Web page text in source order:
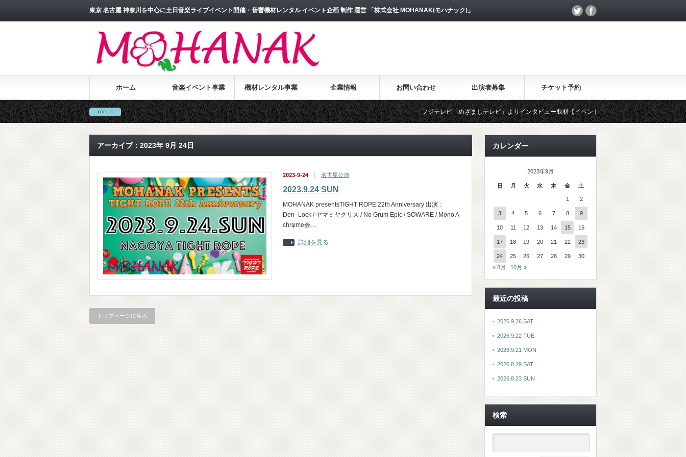
東京 名古屋 神奈川を中心に土日音楽ライブイベント開催・音響機材レンタル イベント企画 制作 運営 「株式会社 MOHANAK(モハナック)」
ホーム 音楽イベント事業 機材レンタル事業 企業情報 お問い合わせ 出演者募集 チケット予約
フジテレビ「めざましテレビ」よりインタビュー取材【イベントワクワク割】について、
アーカイブ：2023年 9月 24日
2023-9-24 名古屋公演
2023.9.24 SUN
MOHANAK presentsTIGHT ROPE 22th Anniversary 出演：
Den_Lock / ヤマミヤクリス / No Grum Epic / SOWARE / Mono A
chrφme会…
詳細を見る
トップページに戻る
カレンダー
2023年9月
日 月 火 水 木 金 土
1 2
3 4 5 6 7 8 9
10 11 12 13 14 15 16
17 18 19 20 21 22 23
24 25 26 27 28 29
30
« 8月
10月 »
最近の投稿
2026.9.26 SAT
2026.9.22 TUE
2026.9.21 MON
2026.8.29 SAT
2026.8.23 SUN
検索